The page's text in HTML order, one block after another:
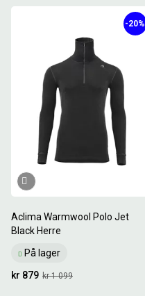
Aclima Warmwool Polo Jet
Black Herre
På lager
-20%
kr 1 099
kr 879